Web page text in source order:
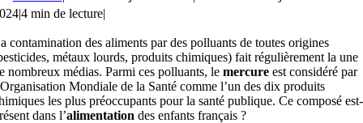
|4 min de lecture|
contamination des aliments par des polluants de toutes origines
métaux lourds, produits chimiques) fait régulièrement la une
nombreux médias. Parmi ces polluants, le mercureest considéré par
Mondiale de la Santé comme l’un des dix produits
les plus préoccupants pour la santé publique. Ce composé
dans l’alimentation des enfants français ?